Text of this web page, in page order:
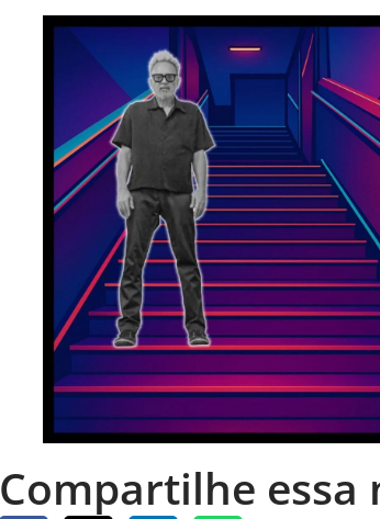
Compartilhe essa